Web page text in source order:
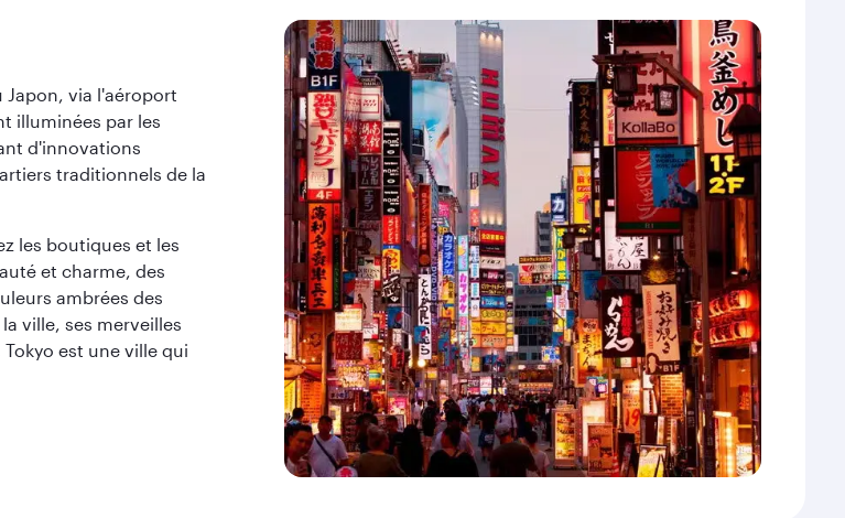
via l'aéroport
illuminées par les
d'innovations
traditionnels de la
les boutiques et les
et charme, des
ambrées des
ville, ses merveilles
est une ville qui